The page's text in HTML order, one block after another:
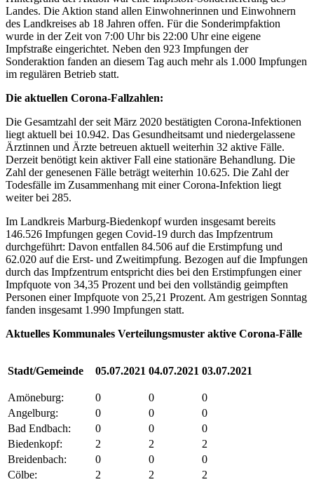
Landes. Die Aktion stand allen Einwohnerinnen und Einwohnern
des Landkreises ab 18 Jahren offen. Für die Sonderimpfaktion
wurde in der Zeit von 7:00 Uhr bis 22:00 Uhr eine eigene
Impfstraße eingerichtet. Neben den 923 Impfungen der
Sonderaktion fanden an diesem Tag auch mehr als 1.000 Impfungen
im regulären Betrieb statt.
Die aktuellen Corona-Fallzahlen:
Die Gesamtzahl der seit März 2020 bestätigten Corona-Infektionen
liegt aktuell bei 10.942. Das Gesundheitsamt und niedergelassene
Ärztinnen und Ärzte betreuen aktuell weiterhin 32 aktive Fälle.
Derzeit benötigt kein aktiver Fall eine stationäre Behandlung. Die
Zahl der genesenen Fälle beträgt weiterhin 10.625. Die Zahl der
Todesfälle im Zusammenhang mit einer Corona-Infektion liegt
weiter bei 285.
Im Landkreis Marburg-Biedenkopf wurden insgesamt bereits
146.526 Impfungen gegen Covid-19 durch das Impfzentrum
durchgeführt: Davon entfallen 84.506 auf die Erstimpfung und
62.020 auf die Erst- und Zweitimpfung. Bezogen auf die Impfungen
durch das Impfzentrum entspricht dies bei den Erstimpfungen einer
Impfquote von 34,35 Prozent und bei den vollständig geimpften
Personen einer Impfquote von 25,21 Prozent. Am gestrigen Sonntag
fanden insgesamt 1.990 Impfungen statt.
Aktuelles Kommunales Verteilungsmuster aktive Corona-Fälle
Stadt/Gemeinde 05.07.2021 04.07.2021 03.07.2021
Amöneburg: 0 0
0
Angelburg:
0 0
0
Bad Endbach:
0 0
0
Biedenkopf:
2 2
2
Breidenbach:
0 0
0
Cölbe:
2 2
2